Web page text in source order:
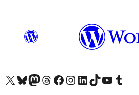
查看我們的 X (之前的 Twitter) 帳號造訪我們的 Bluesky 帳號造訪我們的 Mastodon 帳號造訪我們的 Threads 帳號 造訪我們的 Facebook 粉絲專頁Visit our Instagram account
Visit our LinkedIn account
造訪我們的 TikTok 帳號Visit our YouTube channel
造訪我們的 Tumblr 帳號